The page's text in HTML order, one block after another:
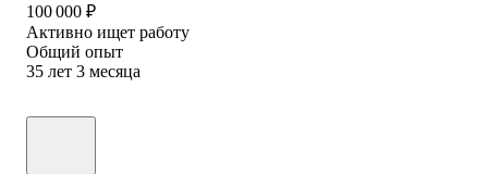
100 000 ₽
Активно ищет работу
Общий опыт
35 лет 3 месяца